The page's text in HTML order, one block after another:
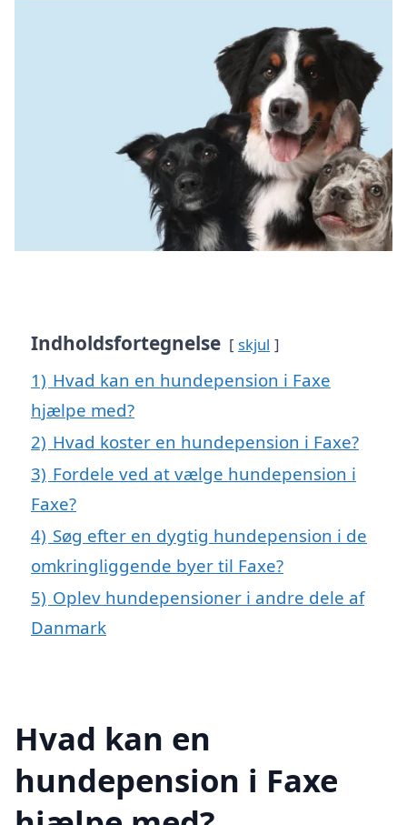
Indholdsfortegnelse skjul
1) Hvad kan en hundepension i Faxe
hjælpe med?
2) Hvad koster en hundepension i Faxe?
3) Fordele ved at vælge hundepension i
Faxe?
4) Søg efter en dygtig hundepension i de
omkringliggende byer til Faxe?
5) Oplev hundepensioner i andre dele af
Danmark
Hvad kan en
hundepension i Faxe